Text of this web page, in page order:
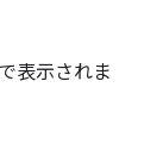
表示されま